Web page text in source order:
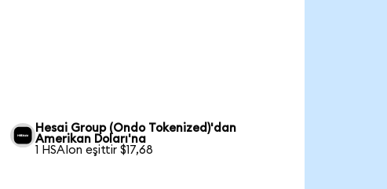
Hesai Group (Ondo Tokenized)'dan
Amerikan Doları'na
1 HSAIon eşittir $17,68